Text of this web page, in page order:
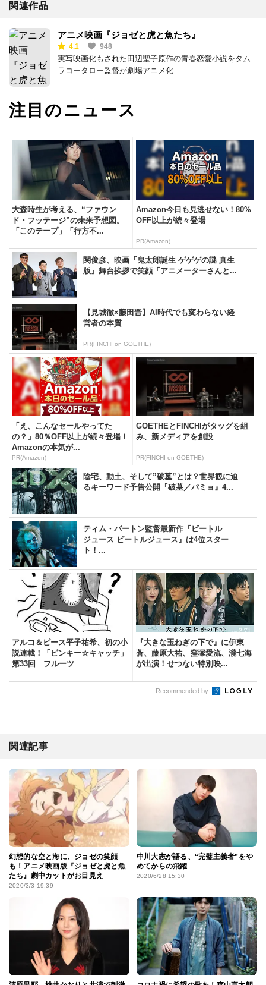
関連作品
アニメ映画『ジョゼと虎と魚たち』
4.1 948
実写映画化もされた田辺聖子原作の青春恋愛小説をタム
ラコータロー監督が劇場アニメ化
注目のニュース
大森時生が考える、“ファウン
ド・フッテージ”の未来予想図。
「このテープ」「行方不...
Amazon今日も見逃せない！80%
OFF以上が続々登場
PR(Amazon)
関俊彦、映画『鬼太郎誕生 ゲゲゲの謎 真生
版』舞台挨拶で笑顔「アニメーターさんと...
【見城徹×藤田晋】AI時代でも変わらない経
営者の本質
PR(FINCHI on GOETHE)
「え、こんなセールやってた
の？」80％OFF以上が続々登場！
Amazonの本気が...
PR(Amazon)
GOETHEとFINCHIがタッグを組
み、新メディアを創設
PR(FINCHI on GOETHE)
陰宅、動土、そして”破墓”とは？世界観に迫
るキーワード予告公開『破墓／パミョ』4...
ティム・バートン監督最新作『ビートル
ジュース ビートルジュース』は4位スター
ト！...
アルコ＆ピース平子祐希、初の小
説連載！「ピンキー☆キャッチ」
第33回 フルーツ
『大きな玉ねぎの下で』に伊東
蒼、藤原大祐、窪塚愛流、瀧七海
が出演！せつない特別映...
Recommended by
関連記事
幻想的な空と海に、ジョゼの笑顔
も！アニメ映画版『ジョゼと虎と魚
たち』劇中カットがお目見え
2020/3/3 19:39
中川大志が語る、“完璧主義者”をや
めてからの飛躍
2020/6/28 15:30